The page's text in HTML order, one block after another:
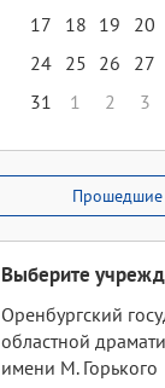
17
18 19 20
24 25 26 27
31
1 2 3
Прошедшие
Выберите
Оренбургский
областной
имени М. Горького